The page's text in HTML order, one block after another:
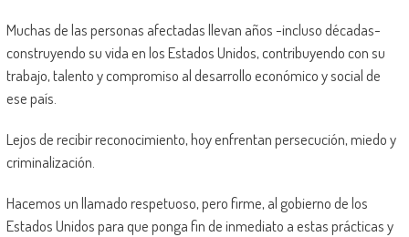
Muchas de las personas afectadas llevan años -incluso décadas-
construyendo su vida en los Estados Unidos, contribuyendo con su
trabajo, talento y compromiso al desarrollo económico y social de
ese país.
Lejos de recibir reconocimiento, hoy enfrentan persecución, miedo y
criminalización.
Hacemos un llamado respetuoso, pero firme, al gobierno de los
Estados Unidos para que ponga fin de inmediato a estas prácticas y